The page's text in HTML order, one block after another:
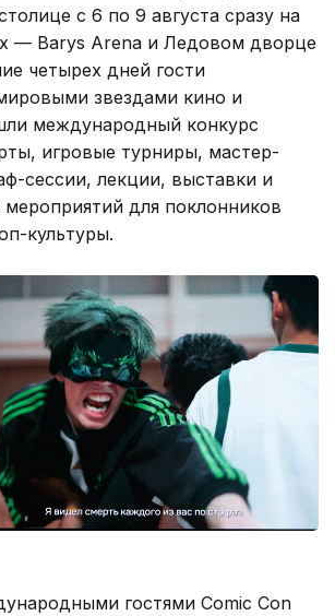
с 6 по 9 августа сразу на
— Barys Arena и Ледовом дворце
четырех дней гости
звездами кино и
международный конкурс
игровые турниры, мастер-
сессии, лекции, выставки и
мероприятий для поклонников
культуры.
гостями Comic Con